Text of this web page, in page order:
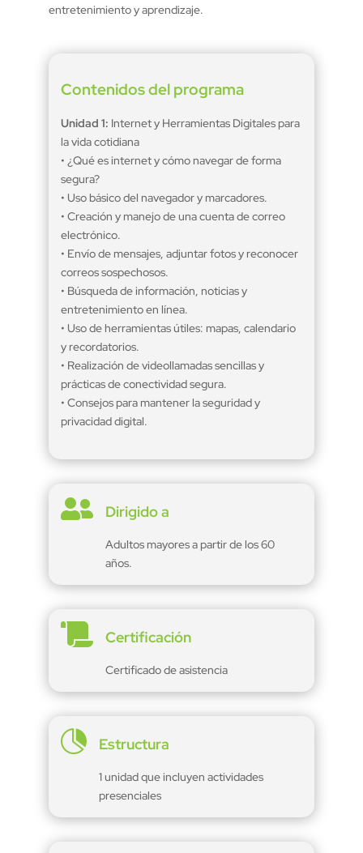
entretenimiento y aprendizaje.
Contenidos del programa
Unidad 1: Internet y Herramientas Digitales para
la vida cotidiana
• ¿Qué es internet y cómo navegar de forma
segura?
• Uso básico del navegador y marcadores.
• Creación y manejo de una cuenta de correo
electrónico.
• Envío de mensajes, adjuntar fotos y reconocer
correos sospechosos.
• Búsqueda de información, noticias y
entretenimiento en línea.
• Uso de herramientas útiles: mapas, calendario
y recordatorios.
• Realización de videollamadas sencillas y
prácticas de conectividad segura.
• Consejos para mantener la seguridad y
privacidad digital.
 Dirigido a
Adultos mayores a partir de los 60
años.
 Certificación
Certificado de asistencia
 Estructura
1 unidad que incluyen actividades
presenciales